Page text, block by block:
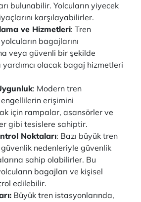
bulunabilir. Yolcuların yiyecek
karşılayabilirler.
ve Hizmetleri: Tren
bagajlarını
veya güvenli bir şekilde
yardımcı olacak bagaj hizmetleri
: Modern tren
erişimini
için rampalar, asansörler ve
gibi tesislere sahiptir.
Noktaları: Bazı büyük tren
nedenleriyle güvenlik
sahip olabilirler. Bu
bagajları ve kişisel
edilebilir.
Büyük tren istasyonlarında,